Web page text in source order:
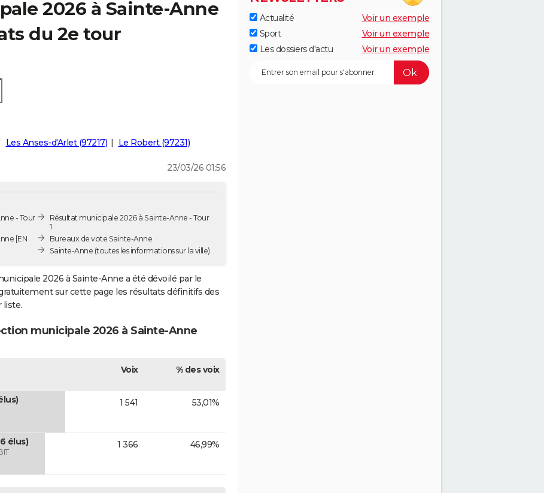
2026 à Sainte-Anne
du 2e tour
Les Anses-d'Arlet (97217) Le Robert (97231)
23/03/26 01:56
- Tour
[EN
Résultat municipale 2026 à Sainte-Anne - Tour
1
Bureaux de vote Sainte-Anne
Sainte-Anne (toutes les informations sur la ville)
2026 à Sainte-Anne a été dévoilé par le
sur cette page les résultats définitifs des
liste.
municipale 2026 à Sainte-Anne
Voix % des voix
1 541 53,01%
élus) 1 366 46,99%
Actualité
Voir un exemple
Sport
Voir un exemple
Les dossiers d'actu
Voir un exemple